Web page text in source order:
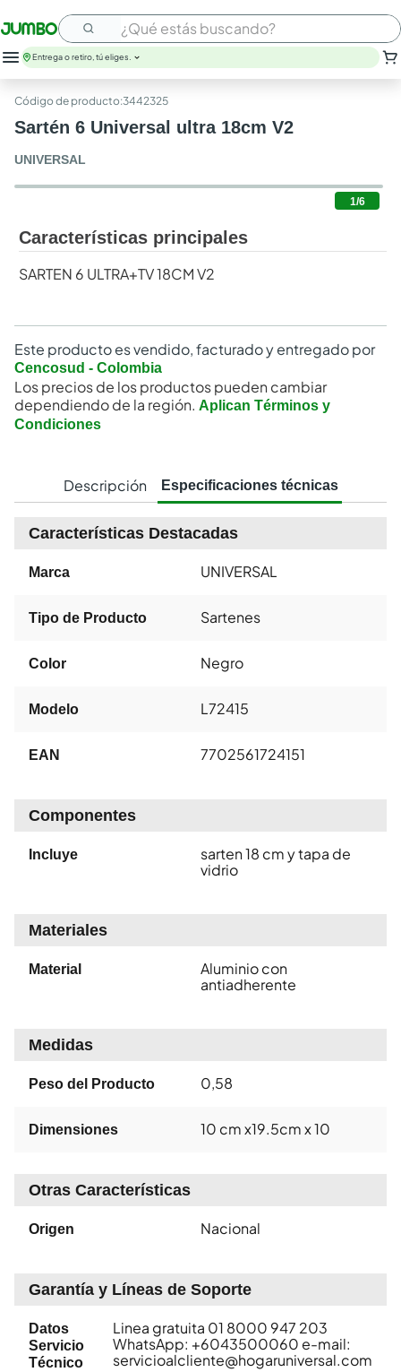
¿Qué estás buscando?
huevos
arroz
nutribela
queso
pollo
carne
Entrega o retiro, tú eliges.
:3442325
Sartén 6 Universal ultra 18cm V2
UNIVERSAL
1/6
Características principales
SARTEN 6 ULTRA+TV 18CM V2
Este producto es vendido, facturado y entregado por
Cencosud - Colombia
Los precios de los productos pueden cambiar
dependiendo de la región. Aplican Términos y
Condiciones
Descripción Especificaciones técnicas
Características Destacadas
Marca UNIVERSAL
Tipo de Producto Sartenes
Color Negro
Modelo L72415
EAN 7702561724151
Componentes
Incluye
sarten 18 cm y tapa de
vidrio
Materiales
Material
Aluminio con
antiadherente
Medidas
Peso del Producto 0,58
Dimensiones 10 cm x19.5cm x 10
Otras Características
Origen Nacional
Garantía y Líneas de Soporte
Datos
Servicio
Técnico
Linea gratuita 01 8000 947 203
WhatsApp: +6043500060 e-mail:
servicioalcliente@hogaruniversal.com